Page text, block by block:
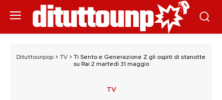
Dituttounpop > TV > Ti Sento e Generazione Z gli ospiti di stanotte
su Rai 2 martedì 31 maggio
TV